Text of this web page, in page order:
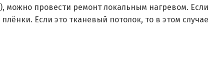
можно провести ремонт локальным нагревом. Если
Если это тканевый потолок, то в этом случае